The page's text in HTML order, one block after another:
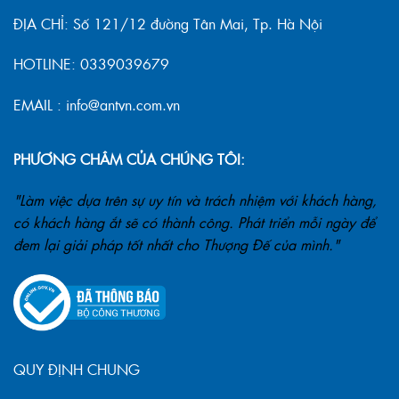
ĐỊA CHỈ: Số 121/12 đường Tân Mai, Tp. Hà Nội
HOTLINE: 0339039679
EMAIL : info@antvn.com.vn
PHƯƠNG CHÂM CỦA CHÚNG TÔI:
"Làm việc dựa trên sự uy tín và trách nhiệm với khách hàng,
có khách hàng ắt sẽ có thành công. Phát triển mỗi ngày để
đem lại giải pháp tốt nhất cho Thượng Đế của mình."
QUY ĐỊNH CHUNG